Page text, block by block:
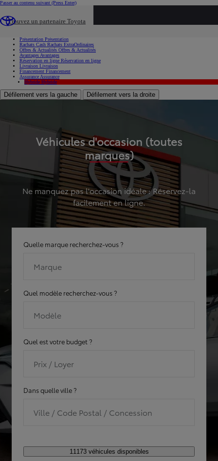
Passer au contenu suivant (Press Enter)
Trouvez un partenaire Toyota
Présentation Présentation
Rachats Cash Rachats ExtraOrdinaires
Offres & Actualités Offres & Actualités
Avantages Avantages
Réservation en ligne Réservation en ligne
Livraison Livraison
Financement Financement
Assurance Assurance
Hybride Hybride
Défilement vers la gauche Défilement vers la droite
Véhicules d'occasion (toutes
marques)
Ne manquez pas l'occasion idéale : Réservez-la
facilement en ligne.
Quelle marque recherchez-vous ?
Marque
Quel modèle recherchez-vous ?
Modèle
Quel est votre budget ?
Prix / Loyer
Dans quelle ville ?
Ville / Code Postal / Concession
11173 véhicules disponibles